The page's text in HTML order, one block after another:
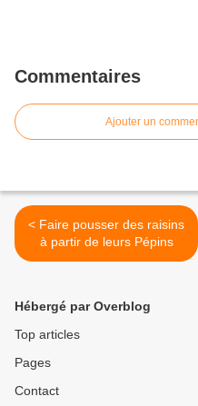
Commentaires
Ajouter un
< Faire pousser des raisins
à partir de leurs Pépins
Hébergé par Overblog
Top articles
Pages
Contact